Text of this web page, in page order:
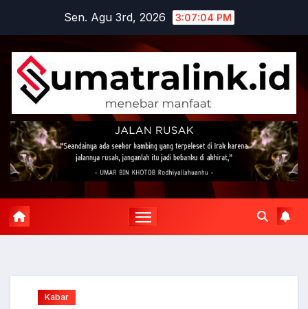
content
Sen. Agu 3rd, 2026 3:07:05 PM
Kabar